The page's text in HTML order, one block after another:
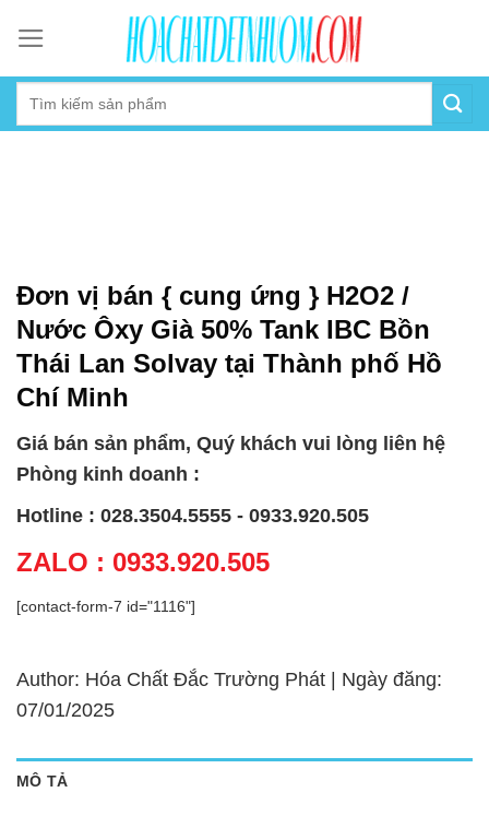
content
Đơn vị bán { cung ứng } H2O2 /
Nước Ôxy Già 50% Tank IBC Bồn
Thái Lan Solvay tại Thành phố Hồ
Chí Minh
Giá bán sản phẩm, Quý khách vui lòng liên hệ
Phòng kinh doanh :
Hotline : 028.3504.5555 - 0933.920.505
ZALO : 0933.920.505
[contact-form-7 id="1116"]
Author: Hóa Chất Đắc Trường Phát | Ngày đăng:
07/01/2025
MÔ TẢ